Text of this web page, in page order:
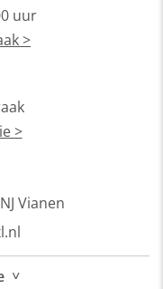
uur
>
>
Vianen
˅